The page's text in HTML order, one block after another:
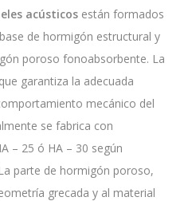
acústicosestán formados
de hormigón estructural y
poroso fonoabsorbente. La
garantiza la adecuada
mecánico del
se fabrica con
– 25 ó HA – 30 según
parte de hormigón poroso,
grecada y al material